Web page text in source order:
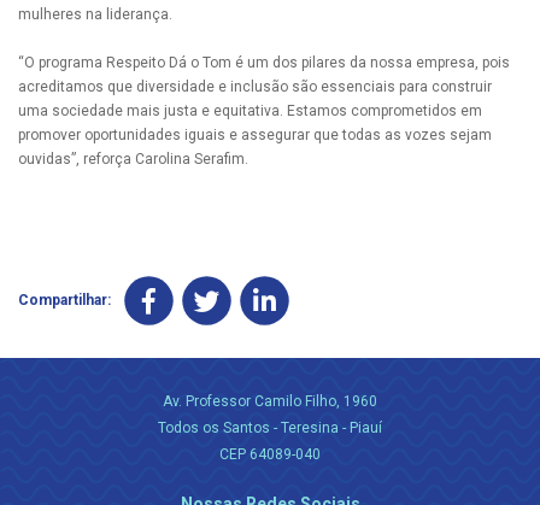
mulheres na liderança.
“O programa Respeito Dá o Tom é um dos pilares da nossa empresa, pois
acreditamos que diversidade e inclusão são essenciais para construir
uma sociedade mais justa e equitativa. Estamos comprometidos em
promover oportunidades iguais e assegurar que todas as vozes sejam
ouvidas”, reforça Carolina Serafim.
Compartilhar:
Av. Professor Camilo Filho, 1960
Todos os Santos - Teresina - Piauí
CEP 64089-040